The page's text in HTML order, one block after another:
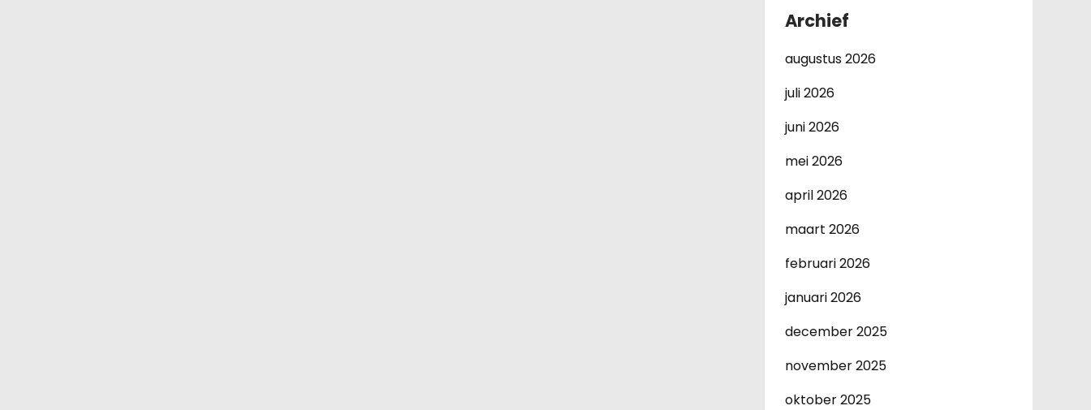
Archief
augustus 2026
juli 2026
juni 2026
mei 2026
april 2026
maart 2026
februari 2026
januari 2026
december 2025
november 2025
oktober 2025